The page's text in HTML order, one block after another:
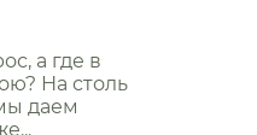
а где в
На столь
даем